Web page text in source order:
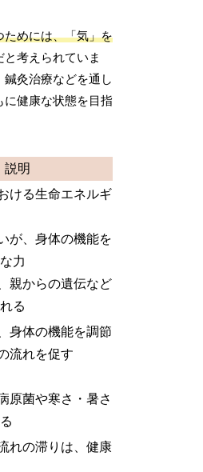
ためには、「気」を
と考えられていま
灸治療などを通し
健康な状態を目指
説明
ける生命エネルギ
が、身体の機能を
力
親からの遺伝など
る
身体の機能を調節
流れを促す
原菌や寒さ・暑さ
れの滞りは、健康